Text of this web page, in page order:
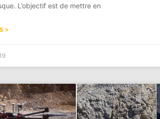
L’objectif est de mettre en
>